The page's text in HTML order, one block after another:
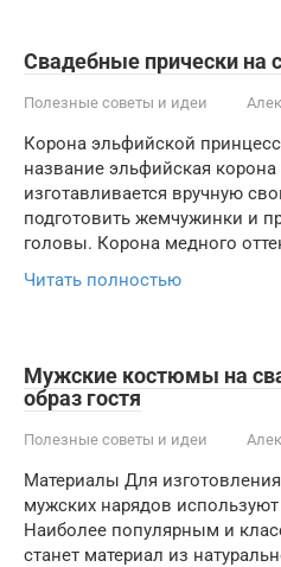
Свадебные прически на
Полезные советы и идеи
Корона эльфийской
название эльфийская
изготавливается вручную
подготовить жемчужинки и
головы. Корона медного
Читать полностью
Мужские костюмы на
образ гостя
Полезные советы и идеи
Материалы Для
мужских нарядов
Наиболее популярным и
станет материал из